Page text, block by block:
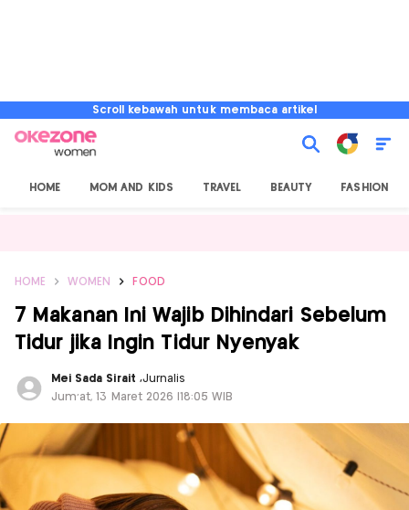
Scroll kebawah untuk membaca artikel
HOME MOM AND KIDS TRAVEL BEAUTY FASHION
HOME WOMEN FOOD
7 Makanan Ini Wajib Dihindari Sebelum
Tidur jika Ingin Tidur Nyenyak
Mei Sada Sirait ,Jurnalis
Jum'at, 13 Maret 2026 |18:05 WIB